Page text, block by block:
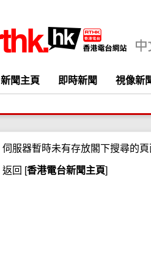
新聞主頁 即時新聞 視像新
伺服器暫時未有存放閣下搜尋的頁
返回 [香港電台新聞主頁]